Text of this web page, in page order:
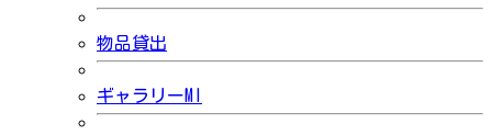
物品貸出
ギャラリーMI